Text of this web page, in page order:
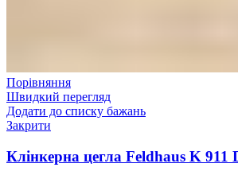
Порівняння
Швидкий перегляд
Додати до списку бажань
Закрити
Клінкерна цегла Feldhaus K 911